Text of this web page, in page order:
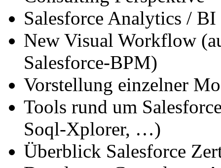
Salesforce Analytics /
New Visual Workflow
Salesforce-BPM)
Vorstellung einzelner
Tools rund um
Soql-Xplorer, …)
Überblick Salesforce